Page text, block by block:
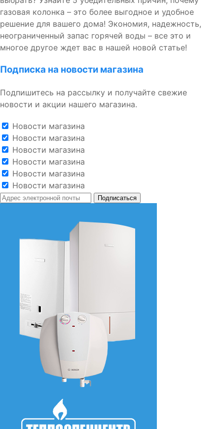
газовая колонка – это более выгодное и удобное
решение для вашего дома! Экономия, надежность,
неограниченный запас горячей воды – все это и
многое другое ждет вас в нашей новой статье!
Подписка на новости магазина
Подпишитесь на рассылку и получайте свежие
новости и акции нашего магазина.
Новости магазина
Новости магазина
Новости магазина
Новости магазина
Новости магазина
Новости магазина